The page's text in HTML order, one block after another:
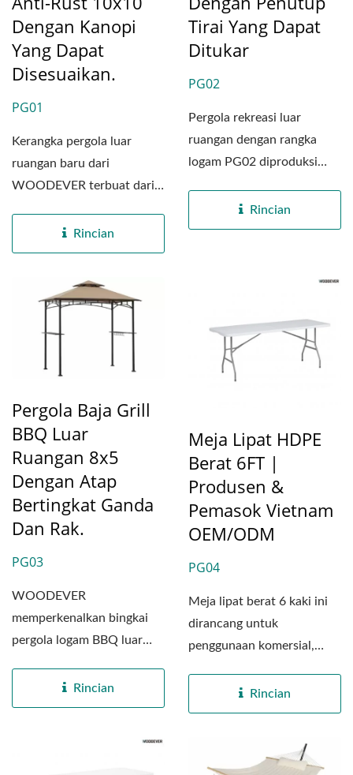
Dengan Kanopi
Yang Dapat
Disesuaikan.
PG01
Kerangka pergola luar
ruangan baru dari
WOODEVER terbuat dari
Rincian
Tirai Yang Dapat
Ditukar
PG02
Pergola rekreasi luar
ruangan dengan rangka
logam PG02 diproduksi
berkualitas...Rincian
Pergola Baja Grill
BBQ Luar
Ruangan 8x5
Dengan Atap
Bertingkat Ganda
Dan Rak.
PG03
WOODEVER
memperkenalkan bingkai
pergola logam BBQ luar
dikembangkan, PG03,...
Rincian
Meja Lipat HDPE
Berat 6FT |
Produsen &
Pemasok Vietnam
OEM/ODM
PG04
Meja lipat berat 6 kaki ini
dirancang untuk
penggunaan komersial,
Rincian